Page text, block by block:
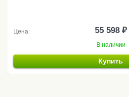
Цена: 55 598 ₽
В наличии
Купить